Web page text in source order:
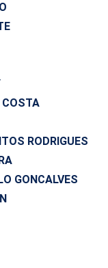
COSTA
RODRIGUES
GONCALVES